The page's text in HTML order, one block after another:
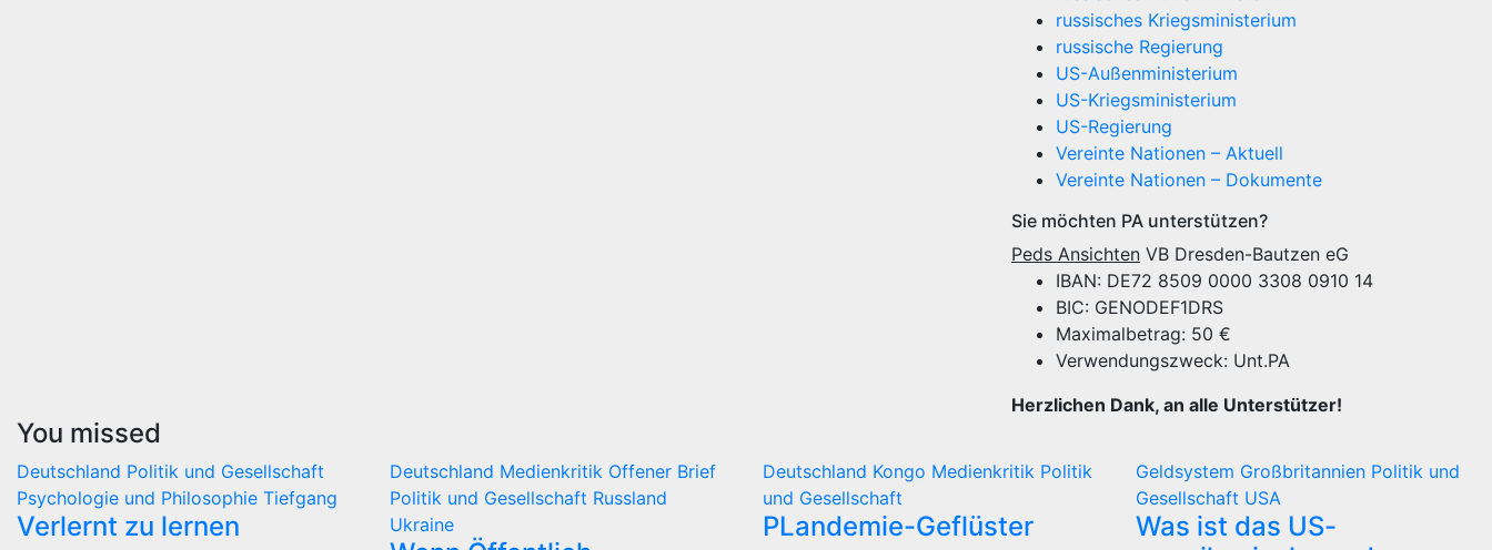
russisches Kriegsministerium
russische Regierung
US-Außenministerium
US-Kriegsministerium
US-Regierung
Vereinte Nationen – Aktuell
Vereinte Nationen – Dokumente
Sie möchten PA unterstützen?
Peds Ansichten VB Dresden-Bautzen eG
IBAN: DE72 8509 0000 3308 0910 14
BIC: GENODEF1DRS
Maximalbetrag: 50 €
Verwendungszweck: Unt.PA
Herzlichen Dank, an alle Unterstützer!
You missed
Deutschland Politik und Gesellschaft
Psychologie und Philosophie Tiefgang
Verlernt zu lernen
Deutschland Medienkritik Offener Brief
Politik und Gesellschaft Russland
Ukraine
Deutschland Kongo Medienkritik Politik
und Gesellschaft
PLandemie-Geflüster
Geldsystem Großbritannien Politik und
Gesellschaft USA
Was ist das US-